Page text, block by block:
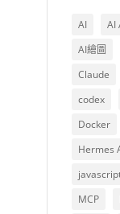
AI AI
AI繪圖
Claude
codex
Docker
Hermes
MCP